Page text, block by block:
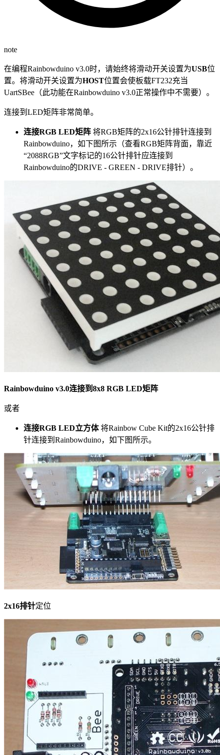
note
在编程Rainbowduino v3.0时，请始终将滑动开关设置为USB位
置。将滑动开关设置为HOST位置会使板载FT232充当
UartSBee（此功能在Rainbowduino v3.0正常操作中不需要）。
连接到LED矩阵非常简单。
连接RGB LED矩阵 将RGB矩阵的2x16公针排针连接到
Rainbowduino，如下图所示（查看RGB矩阵背面，靠近
“2088RGB”文字标记的16公针排针应连接到
Rainbowduino的DRIVE - GREEN - DRIVE排针）。
Rainbowduino v3.0连接到8x8 RGB LED矩阵
或者
连接RGB LED立方体将Rainbow Cube Kit的2x16公针排
针连接到Rainbowduino，如下图所示。
2x16排针定位